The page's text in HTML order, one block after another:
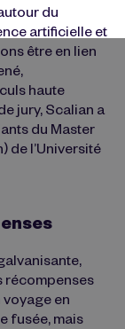
du
artificielle et
être en lien
haute
jury, Scalian a
du Master
de l’Université
récompenses
voyage en
fusée, mais